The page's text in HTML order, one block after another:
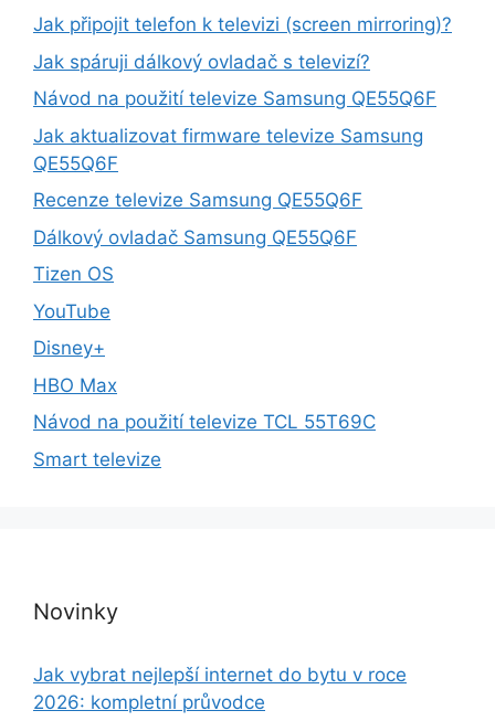
Jak připojit telefon k televizi (screen mirroring)?
Jak spáruji dálkový ovladač s televizí?
Návod na použití televize Samsung QE55Q6F
Jak aktualizovat firmware televize Samsung
QE55Q6F
Recenze televize Samsung QE55Q6F
Dálkový ovladač Samsung QE55Q6F
Tizen OS
YouTube
Disney+
HBO Max
Návod na použití televize TCL 55T69C
Smart televize
Novinky
Jak vybrat nejlepší internet do bytu v roce
2026: kompletní průvodce